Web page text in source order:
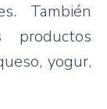
También
yogur,